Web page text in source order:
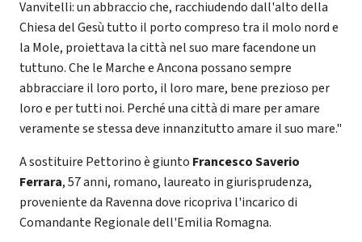
Vanvitelli: un abbraccio che, racchiudendo dall'alto della
Chiesa del Gesù tutto il porto compreso tra il molo nord e
la Mole, proiettava la città nel suo mare facendone un
tuttuno. Che le Marche e Ancona possano sempre
abbracciare il loro porto, il loro mare, bene prezioso per
loro e per tutti noi. Perché una città di mare per amare
veramente se stessa deve innanzitutto amare il suo mare."
A sostituire Pettorino è giunto Francesco Saverio
Ferrara, 57 anni, romano, laureato in giurisprudenza,
proveniente da Ravenna dove ricopriva l'incarico di
Comandante Regionale dell'Emilia Romagna.